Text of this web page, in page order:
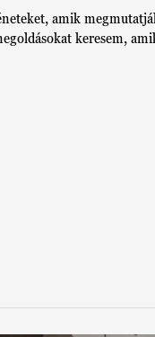
amik
keresem,